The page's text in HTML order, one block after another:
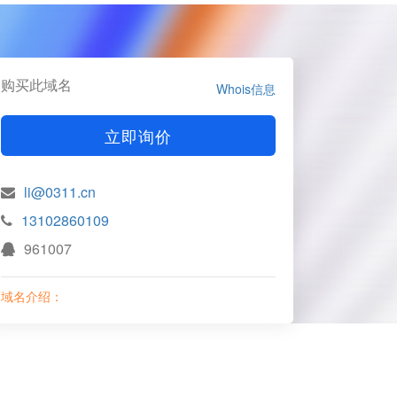
购买此域名 Whois信息
立即询价
li@0311.cn
13102860109
961007
域名介绍：